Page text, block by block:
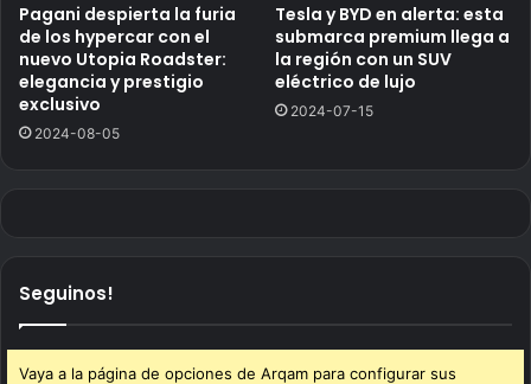
Pagani despierta la furia
de los hypercar con el
nuevo Utopia Roadster:
elegancia y prestigio
exclusivo
2024-08-05
Tesla y BYD en alerta: esta
submarca premium llega a
la región con un SUV
eléctrico de lujo
2024-07-15
Seguinos!
Vaya a la página de opciones de Arqam para configurar sus